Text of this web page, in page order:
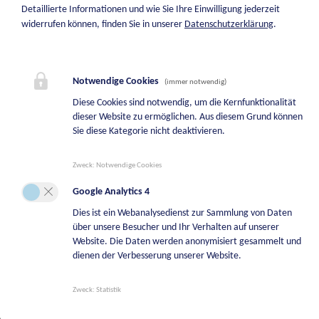
+43 664 8542108
Bestattungsfälle | BKG Bestattung Kärnten
+43501996700
Detaillierte Informationen und wie Sie Ihre Einwilligung jederzeit
widerrufen können, finden Sie in unserer Datenschutzerklärung.
Notwendige Cookies (immer notwendig)
Diese Cookies sind notwendig, um die Kernfunktionalität
dieser Website zu ermöglichen. Aus diesem Grund können
Sie diese Kategorie nicht deaktivieren.
Zweck: Notwendige Cookies
Google Analytics 4
Dies ist ein Webanalysedienst zur Sammlung von Daten
über unsere Besucher und Ihr Verhalten auf unserer
Website. Die Daten werden anonymisiert gesammelt und
dienen der Verbesserung unserer Website.
Zweck: Statistik